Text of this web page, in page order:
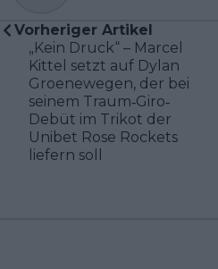
Vorheriger Artikel
„Kein Druck“ – Marcel
Kittel setzt auf Dylan
Groenewegen, der bei
seinem Traum‐Giro‐
Debüt im Trikot der
Unibet Rose Rockets
liefern soll